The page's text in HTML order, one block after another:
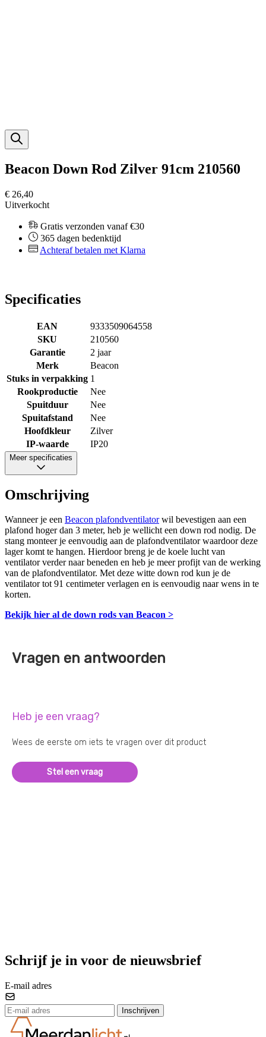
Beacon Down Rod Zilver 91cm 210560
€ 26,40
Uitverkocht
Gratis verzonden vanaf €30
365 dagen bedenktijd
Achteraf betalen met Klarna
Specificaties
EAN
9333509064558
SKU
210560
Garantie
2 jaar
Merk
Beacon
Stuks in verpakking 1
Rookproductie
Nee
Spuitduur
Nee
Spuitafstand
Nee
Hoofdkleur
Zilver
IP-waarde
IP20
Meer specificaties
Omschrijving
Wanneer je een Beacon plafondventilatorwil bevestigen aan een
plafond hoger dan 3 meter, heb je wellicht een down rod nodig. De
stang monteer je eenvoudig aan de plafondventilator waardoor deze
lager komt te hangen. Hierdoor breng je de koele lucht van
ventilator verder naar beneden en heb je meer profijt van de werking
van de plafondventilator. Met deze witte down rod kun je de
ventilator tot 91 centimeter verlagen en is eenvoudig naar wens in te
korten.
Bekijk hier al de down rods van Beacon >
Vragen en antwoorden
Heb je een vraag?
Wees de eerste om iets te vragen over dit product
Stel een vraag
Schrijf je in voor de nieuwsbrief
E-mail adres
Inschrijven